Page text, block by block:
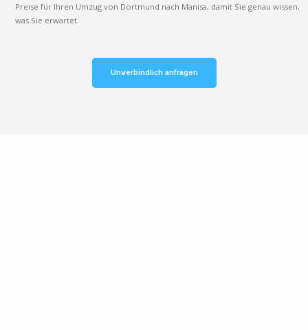
Preise für Ihren Umzug von Dortmund nach Manisa, damit Sie genau wissen,
was Sie erwartet.
Unverbindlich anfragen